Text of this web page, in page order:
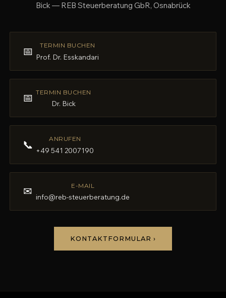
Bick — REB Steuerberatung GbR, Osnabrück
📅 TERMIN BUCHEN
Prof. Dr. Esskandari
📅 TERMIN BUCHEN
Dr. Bick
📞 ANRUFEN
+49 541 2007190
✉ E-MAIL
info@reb-steuerberatung.de
KONTAKTFORMULAR ›